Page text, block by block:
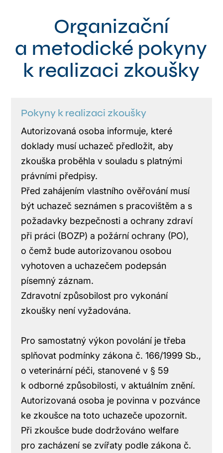
Organizační
a metodické pokyny
k realizaci zkoušky
Pokyny k realizaci zkoušky
Autorizovaná osoba informuje, které
doklady musí uchazeč předložit, aby
zkouška proběhla v souladu s platnými
právními předpisy.
Před zahájením vlastního ověřování musí
být uchazeč seznámen s pracovištěm a s
požadavky bezpečnosti a ochrany zdraví
při práci (BOZP) a požární ochrany (PO),
o čemž bude autorizovanou osobou
vyhotoven a uchazečem podepsán
písemný záznam.
Zdravotní způsobilost pro vykonání
zkoušky není vyžadována.
Pro samostatný výkon povolání je třeba
splňovat podmínky zákona č. 166/1999 Sb.,
o veterinární péči, stanovené v § 59
k odborné způsobilosti, v aktuálním znění.
Autorizovaná osoba je povinna v pozvánce
ke zkoušce na toto uchazeče upozornit.
Při zkoušce bude dodržováno welfare
pro zacházení se zvířaty podle zákona č.